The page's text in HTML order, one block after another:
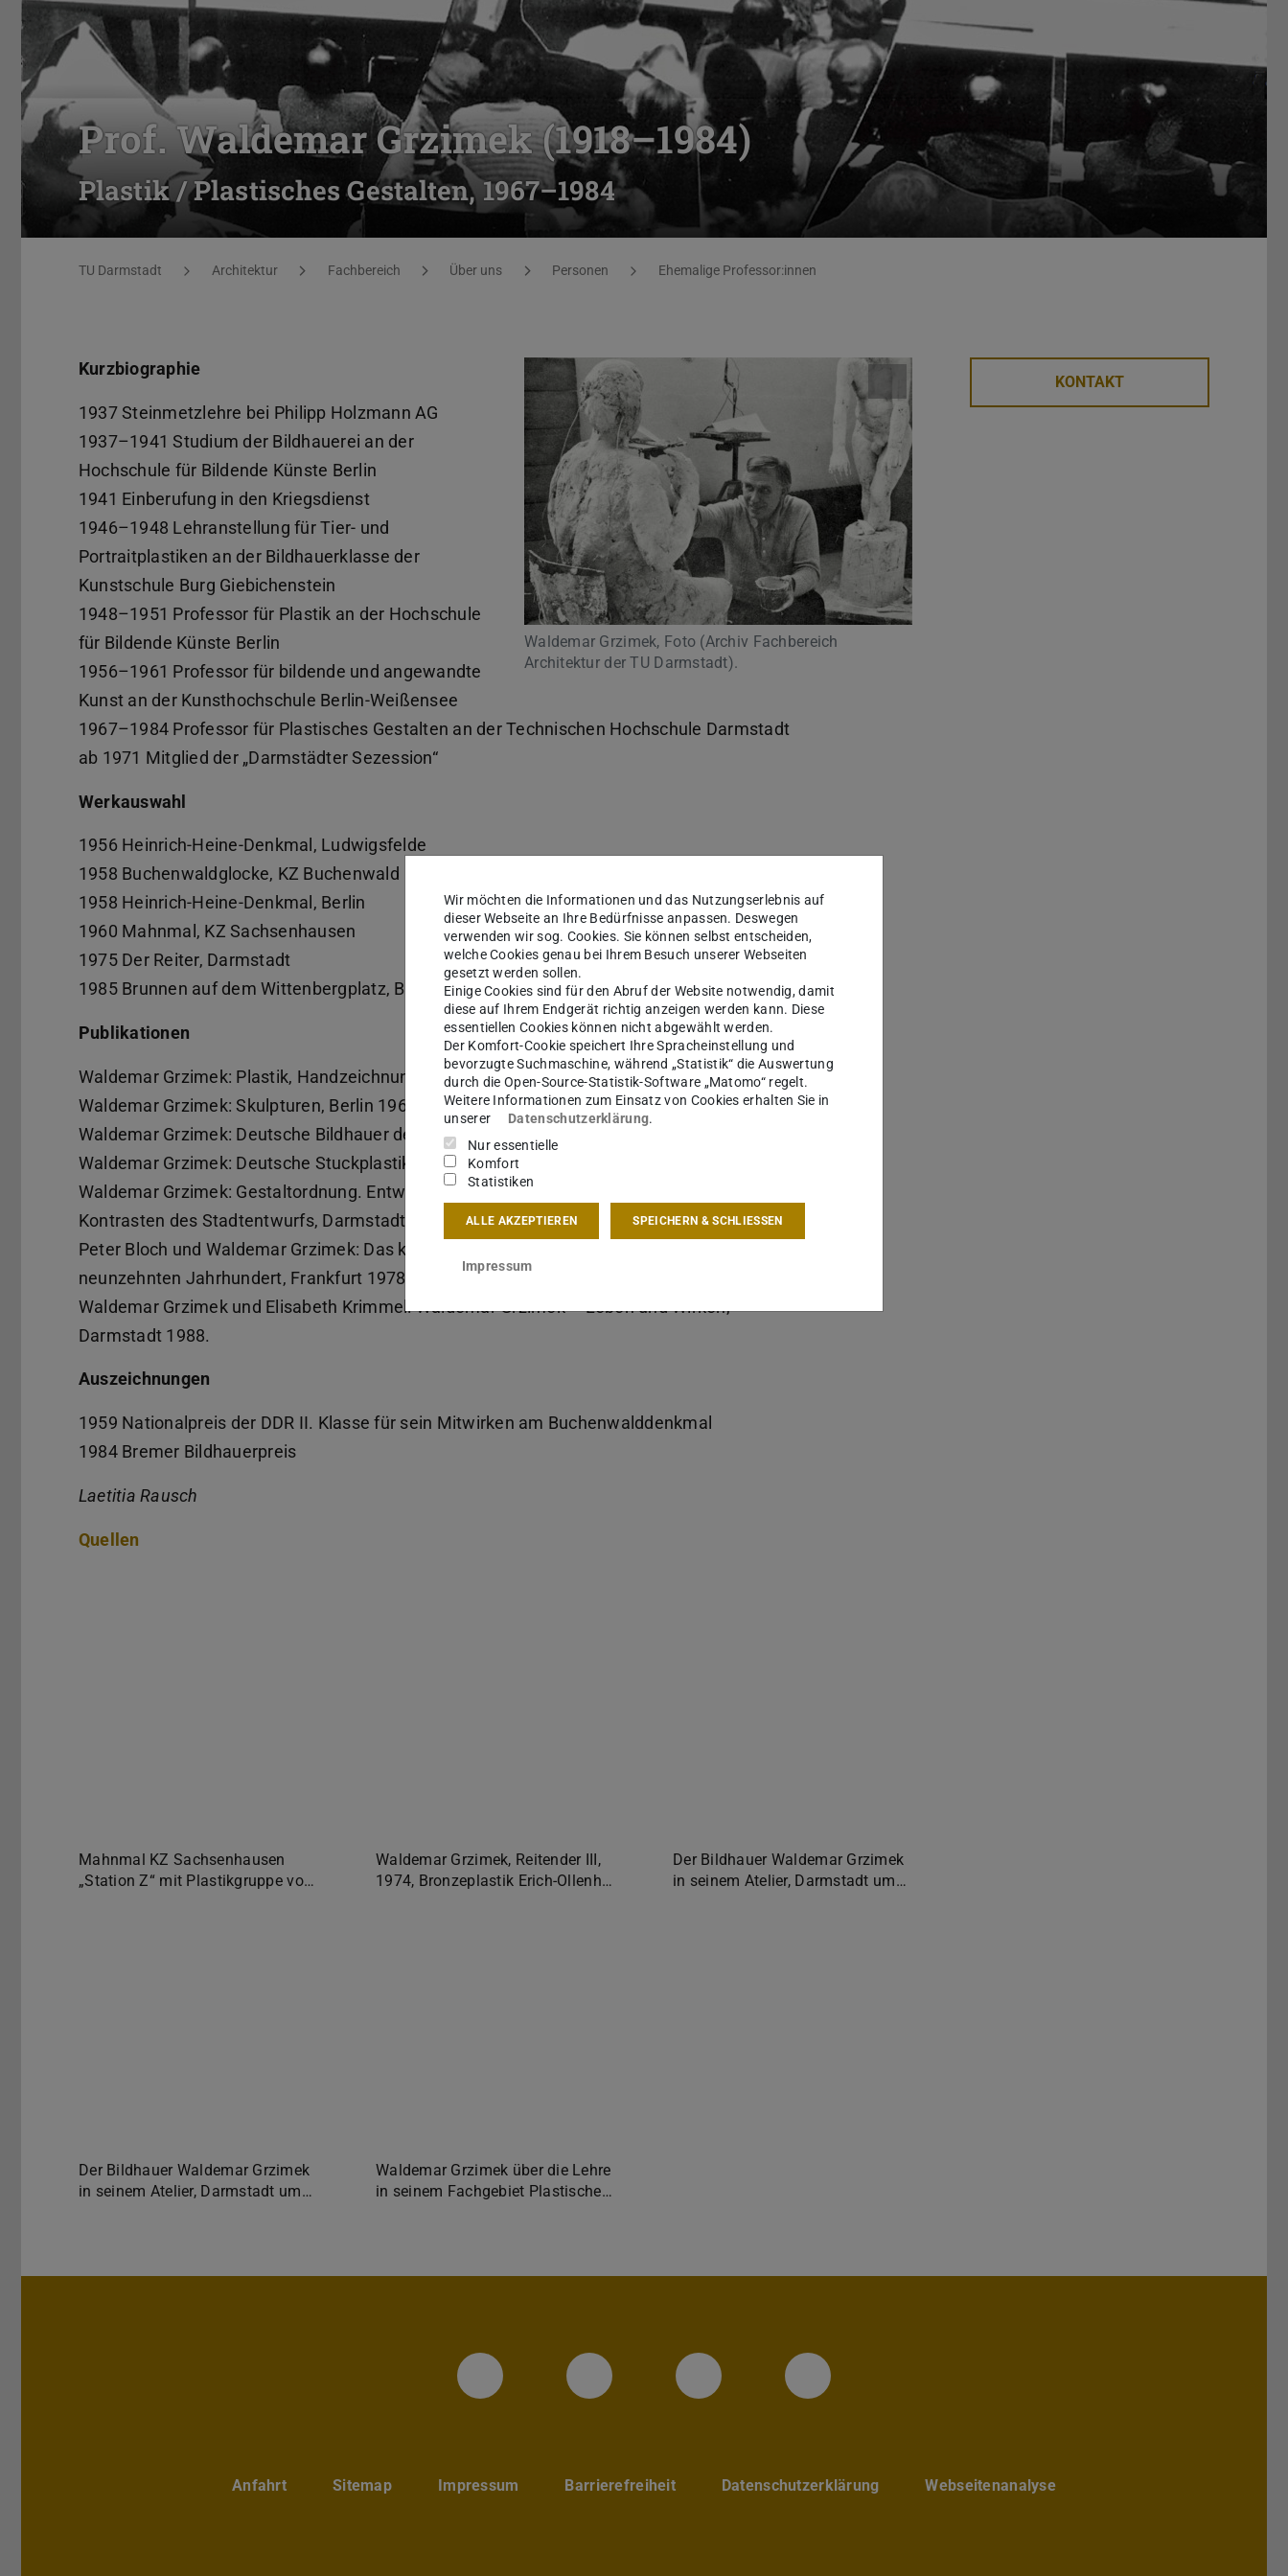
Prof. Waldemar Grzimek (1918–1984)
Plastik / Plastisches Gestalten, 1967–1984
Sie befinden sich hier:
TU Darmstadt Architektur Fachbereich Über uns Personen Ehemalige Professor:innen
Waldemar Grzimek, Foto (Archiv Fachbereich
Architektur der TU Darmstadt).
Kurzbiographie
1937 Steinmetzlehre bei Philipp Holzmann AG
1937–1941 Studium der Bildhauerei an der
Hochschule für Bildende Künste Berlin
1941 Einberufung in den Kriegsdienst
1946–1948 Lehranstellung für Tier- und
Portraitplastiken an der Bildhauerklasse der
Kunstschule Burg Giebichenstein
1948–1951 Professor für Plastik an der Hochschule
für Bildende Künste Berlin
1956–1961 Professor für bildende und angewandte
Kunst an der Kunsthochschule Berlin-Weißensee
1967–1984 Professor für Plastisches Gestalten an der Technischen Hochschule Darmstadt
ab 1971 Mitglied der „Darmstädter Sezession“
Werkauswahl
1956 Heinrich-Heine-Denkmal, Ludwigsfelde
1958 Buchenwaldglocke, KZ Buchenwald
1958 Heinrich-Heine-Denkmal, Berlin
1960 Mahnmal, KZ Sachsenhausen
1975 Der Reiter, Darmstadt
1985 Brunnen auf dem Wittenbergplatz, Berlin
Publikationen
Waldemar Grzimek: Plastik, Handzeichnungen, Druckgraphik, Magdeburg 1957.
Waldemar Grzimek: Skulpturen, Berlin 1967.
Waldemar Grzimek: Deutsche Bildhauer des 20. Jahrhunderts, München 1969.
Waldemar Grzimek: Deutsche Stuckplastik. 800-1300, Berlin 1975.
Waldemar Grzimek: Gestaltordnung. Entwurfs-integrierte Arbeit an den plastischen
Kontrasten des Stadtentwurfs, Darmstadt 1975.
Peter Bloch und Waldemar Grzimek: Das klassische Berlin. Die Berliner Bildhauerschule im
neunzehnten Jahrhundert, Frankfurt 1978.
Waldemar Grzimek und Elisabeth Krimmel: Waldemar Grzimek – Leben und Wirken,
Darmstadt 1988.
Auszeichnungen
1959 Nationalpreis der DDR II. Klasse für sein Mitwirken am Buchenwalddenkmal
1984 Bremer Bildhauerpreis
Laetitia Rausch
Quellen
Mahnmal KZ Sachsenhausen
„Station Z“ mit Plastikgruppe vo…
Waldemar Grzimek, Reitender III,
1974, Bronzeplastik Erich-Ollenh…
Der Bildhauer Waldemar Grzimek
in seinem Atelier, Darmstadt um…
Der Bildhauer Waldemar Grzimek
in seinem Atelier, Darmstadt um…
Waldemar Grzimek über die Lehre
in seinem Fachgebiet Plastische…
KONTAKT
Instagram-Seite des Fachbereichs Architektur
LinkedIn-Profil des Fachbereichs Architektur
Facebook-Seite des Fachbereichs Architektur
YouTube-Kanal des Fachbereich
Anfahrt Sitemap Impressum Barrierefreiheit Datenschutzerklärung Webseitenanalyse
Wir möchten die Informationen und das Nutzungserlebnis auf
dieser Webseite an Ihre Bedürfnisse anpassen. Deswegen
verwenden wir sog. Cookies. Sie können selbst entscheiden,
welche Cookies genau bei Ihrem Besuch unserer Webseiten
gesetzt werden sollen.
Einige Cookies sind für den Abruf der Website notwendig, damit
diese auf Ihrem Endgerät richtig anzeigen werden kann. Diese
essentiellen Cookies können nicht abgewählt werden.
Der Komfort-Cookie speichert Ihre Spracheinstellung und
bevorzugte Suchmaschine, während „Statistik“ die Auswertung
durch die Open-Source-Statistik-Software „Matomo“ regelt.
Weitere Informationen zum Einsatz von Cookies erhalten Sie in
unserer
Datenschutzerklärung.
Nur essentielle
Komfort
Statistiken
ALLE AKZEPTIEREN SPEICHERN & SCHLIESSEN
Impressum